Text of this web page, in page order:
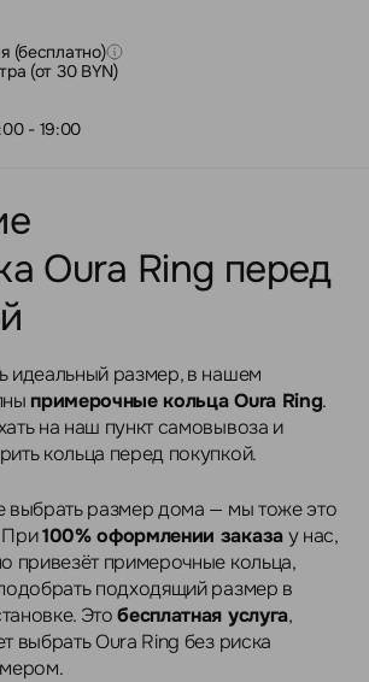
(бесплатно)
(от 30 BYN)
- 19:00
Oura Ring перед
идеальный размер, в нашем
примерочные кольца Oura Ring.
на наш пункт самовывоза и
кольца перед покупкой.
выбрать размер дома — мы тоже это
При100% оформлении заказау нас,
привезёт примерочные кольца,
подходящий размер в
Этобесплатная услуга,
выбрать Oura Ring без риска